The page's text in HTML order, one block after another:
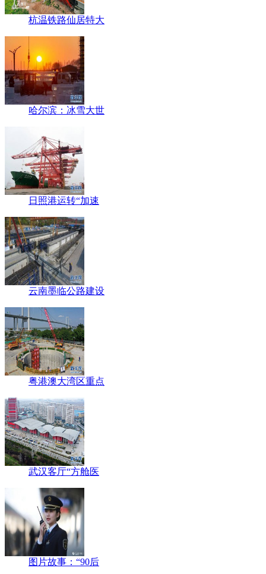
杭温铁路仙居特大
哈尔滨：冰雪大世
日照港运转“加速
云南墨临公路建设
粤港澳大湾区重点
武汉客厅“方舱医
图片故事：“90后